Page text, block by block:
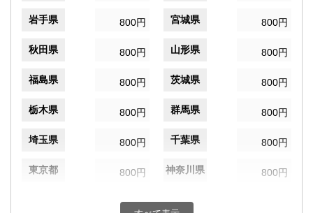
岩手県 800円 宮城県 800円
秋田県 800円 山形県 800円
福島県 800円 茨城県 800円
栃木県 800円 群馬県 800円
埼玉県 800円 千葉県 800円
東京都 800円 神奈川県 800円
800円 富山県